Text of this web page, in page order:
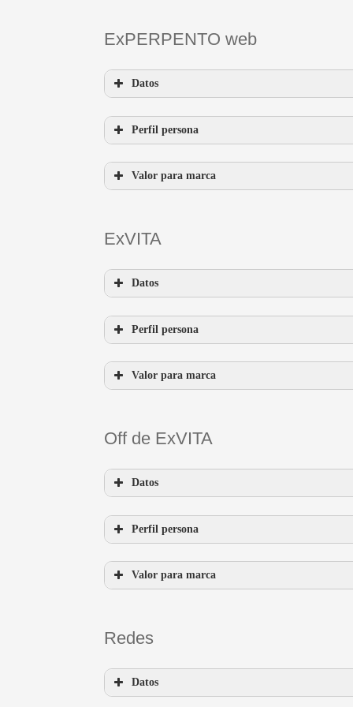
Visualizar
ExPERPENTO web
Datos
evergreen long tail
Perfil persona
Valor para marca
ExVITA
Datos
Perfil persona
Valor para marca
Off de ExVITA
Datos
Perfil persona
Valor para marca
Redes
Datos